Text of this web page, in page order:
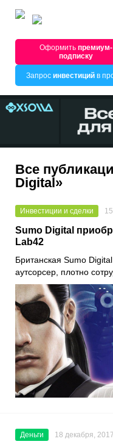
Оформитьпремиум-
подписку
Запрос инвестицийв
Все
Digital»
Инвестиции и сделки
Sumo Digital
Lab42
Британская Sumo Digital
аутсорсер, плотно
Деньги 18 декабря, 2017